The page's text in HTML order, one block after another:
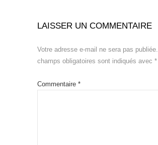
LAISSER UN COMMENTAIRE
Votre adresse e-mail ne sera pas publiée.
champs obligatoires sont indiqués avec *
Commentaire *